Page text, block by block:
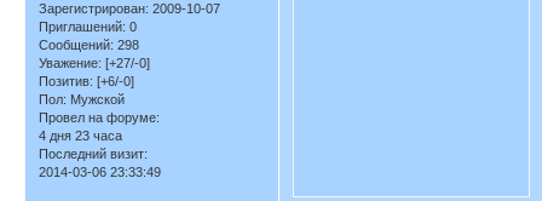
Зарегистрирован: 2009-10-07
Приглашений: 0
Сообщений: 298
Уважение: [+27/-0]
Позитив: [+6/-0]
Пол: Мужской
Провел на форуме:
4 дня 23 часа
Последний визит:
2014-03-06 23:33:49